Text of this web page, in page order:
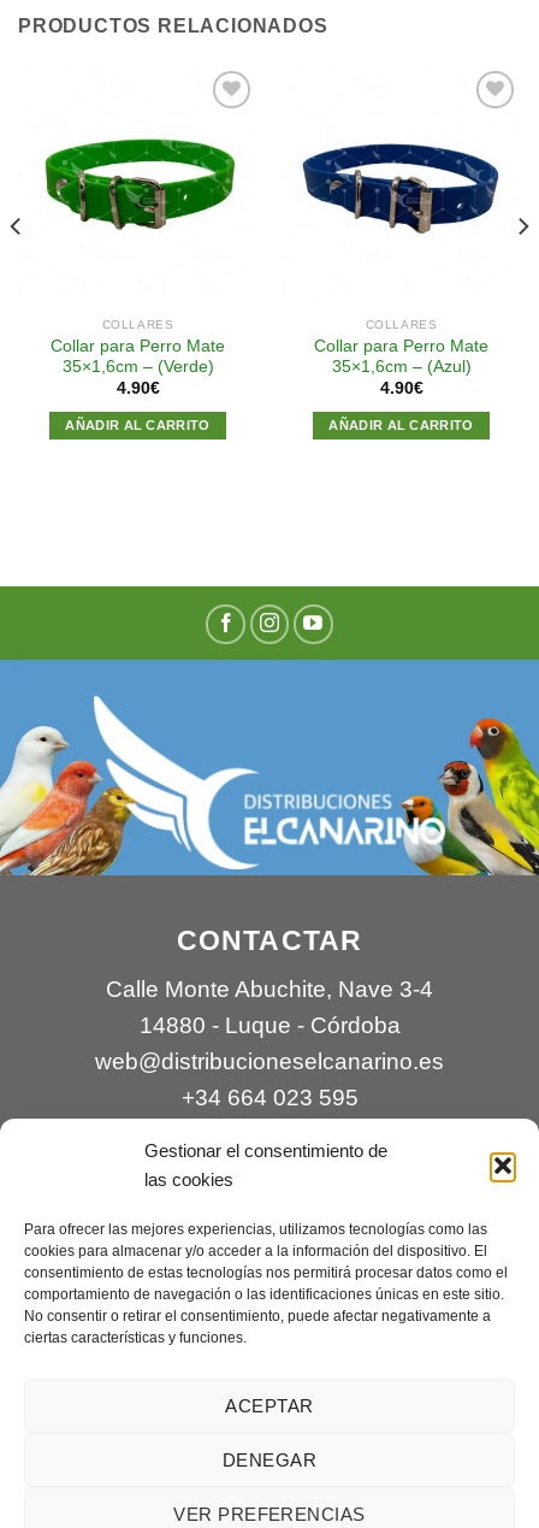
Gestionar el consentimiento de
las cookies
Para ofrecer las mejores experiencias, utilizamos tecnologías como las
cookies para almacenar y/o acceder a la información del dispositivo. El
consentimiento de estas tecnologías nos permitirá procesar datos como el
comportamiento de navegación o las identificaciones únicas en este sitio.
No consentir o retirar el consentimiento, puede afectar negativamente a
ciertas características y funciones.
ACEPTAR
DENEGAR
VER PREFERENCIAS
PRODUCTOS RELACIONADOS
Añadir
a la
lista de
COLLARES
Collar para Perro Mate
35×1,6cm – (Verde)
4.90€
AÑADIR AL CARRITO
Añadir
a la
lista de
deseos
COLLARES
Collar para Perro Mate
35×1,6cm – (Azul)
4.90€
AÑADIR AL CARRITO
CONTACTAR
Calle Monte Abuchite, Nave 3-4
14880 - Luque - Córdoba
web@distribucioneselcanarino.es
+34 664 023 595
Contacto|Incidencias|Devoluciones |
Condiciones generales
Mantenimiento web a cargo deCreaciones Digitales – mantenimiento web